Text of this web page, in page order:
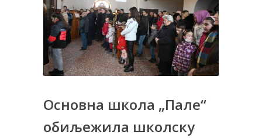
Основна школа „Пале“
обиљежила школску